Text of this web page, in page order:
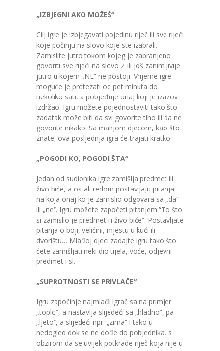
„IZBJEGNI AKO MOŽEŠ“
Cilj igre je izbjegavati pojedinu riječ ili sve riječi
koje počinju na slovo koje ste izabrali.
Zamislite jutro tokom kojeg je zabranjeno
govoriti sve riječi na slovo Z ili još zanimljivije
jutro u kojem „NE“ ne postoji. Vrijeme igre
moguće je protezati od pet minuta do
nekoliko sati, a pobjeđuje onaj koji je izazov
izdržao. Igru možete pojednostaviti tako što
zadatak može biti da svi govorite tiho ili da ne
govorite nikako. Sa manjom djecom, kao što
znate, ova posljednja igra će trajati kratko.
„POGODI KO, POGODI ŠTA“
Jedan od sudionika igre zamišlja predmet ili
živo biće, a ostali redom postavljaju pitanja,
na koja onaj ko je zamislio odgovara sa „da“
ili „ne“. Igru možete započeti pitanjem:“To što
si zamislio je predmet ili živo biće“. Postavljate
pitanja o boji, velićini, mjestu u kući ili
dvorištu… Mlađoj djeci zadajte igru tako što
ćete zamišljati neki dio tijela, voće, odjevni
predmet i sl.
„SUPROTNOSTI SE PRIVLAČE“
Igru započinje najmlađi igrač sa na primjer
„toplo“, a nastavlja slijedeći sa „hladno“, pa
„ljeto“, a slijedeći npr. „zima“ i tako u
nedogled dok se ne dođe do pobjednika, s
obzirom da se uvijek potkrade riječ koja nije u